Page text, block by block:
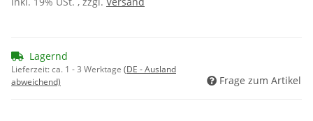
Lagernd
Lieferzeit:ca. 1 - 3 Werktage (DE - Ausland
abweichend)
Frage zum Artikel